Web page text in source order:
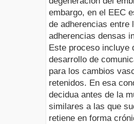
embargo, en el EEC
de adherencias
adherencias densas
Este proceso incluye
desarrollo de
para los cambios
retenidos. En esa
decidua antes de la
similares a las que
retiene en forma